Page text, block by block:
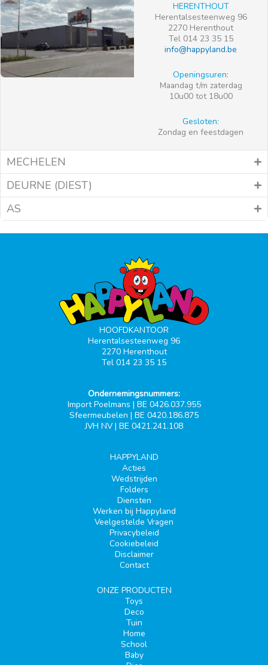
HERENTHOUT
Herentalsesteenweg 96
2270 Herenthout
Tel 014 23 35 15
info@happyland.be
Openingsuren:
Maandag t/m zaterdag
10u00 tot 18u00
Gesloten:
Zondag en feestdagen
MECHELEN
DEURNE (DIEST)
AS
HOOFDKANTOOR
Herentalsesteenweg 96
2270 Herenthout
Tel 014 23 35 15
Ondernemingsnummers:
Import Poelmans | BE 0426.037.955
Sfeermeubelen | BE 0420.186.875
JVH NV | BE 0421.241.108
HAPPYLAND
Acties
Wedstrijden
Folders
Diensten
Werken bij Happyland
Veelgestelde Vragen
Privacybeleid
Cookiebeleid
Disclaimer
Contact
ONZE PRODUCTEN
Toys
Deco
Tuin
Home
School
Baby